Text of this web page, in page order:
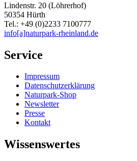
Lindenstr. 20 (Löhrerhof)
50354 Hürth
Tel.: +49 (0)2233 7100777
info[a]naturpark-rheinland.de
Service
Impressum
Datenschutzerklärung
Naturpark-Shop
Newsletter
Presse
Kontakt
Wissenswertes